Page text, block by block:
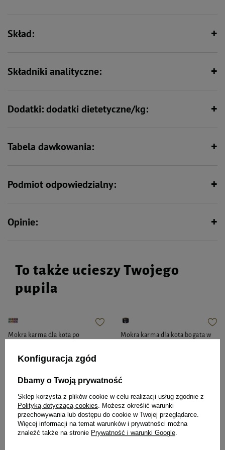
Specjalistyczna - dla zwierząt o
Skład:
Składniki analityczne:
Dodatki: dodatki dietetyczne/kg:
Tabela dawkowania:
Podmiot odpowiedzialny:
Opinie:
To także ucieszy Twojego
pupila
Mokra karma dla kota po
Superfood Pasztet & Filet mix
smaków zestaw 12 x 185 g
101,88 zł 45,89 zł / kg
- +
Mokra karma dla kota bogata w
8,23 zł 44,49 zł / kg
-
Konfiguracja zgód
Dbamy o Twoją prywatność
Sklep korzysta z plików cookie w celu realizacji usług zgodnie z
Polityką dotyczącą cookies . Możesz określić warunki
przechowywania lub dostępu do cookie w Twojej przeglądarce.
Więcej informacji na temat warunków i prywatności można
znaleźć także na stronie Prywatność i warunki Google